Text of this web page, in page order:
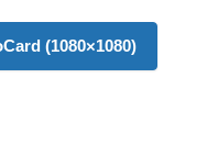
(1080×1080)